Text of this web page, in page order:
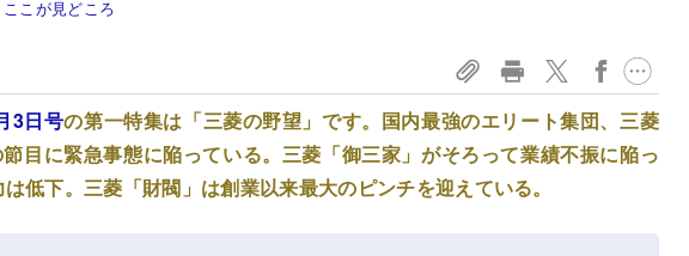
こが見どころ
3日号の第一特集は「三菱の野望」です。国内最強のエリート集団、三菱
目に緊急事態に陥っている。三菱「御三家」がそろって業績不振に陥っ
低下。三菱「財閥」は創業以来最大のピンチを迎えている。